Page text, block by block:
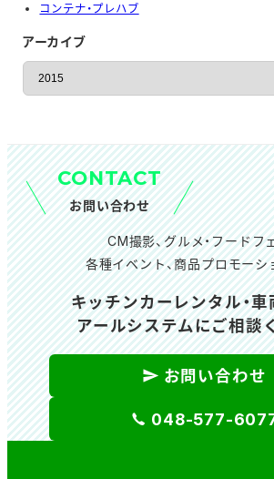
コンテナ・プレハブ
アーカイブ
ア
ー
ブ
CONTACT
お問い合わせ
CM撮影、グルメ・フードフ
各種イベント、商品プロモーシ
キッチンカーレンタル・
アールシステムにご相談
お問い合わせ
048-577-